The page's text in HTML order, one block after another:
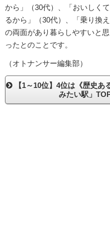
から」（30代）、「おいしく
るから」（30代）、「乗り換
の両面があり暮らしやすいと
ったとのことです。
（オトナンサー編集部）
【1～10位】4位は《歴史
みたい駅」